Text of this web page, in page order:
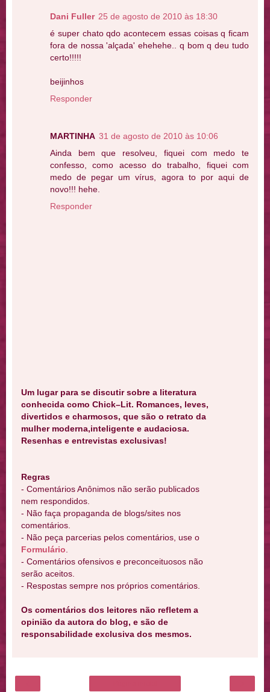
Dani Fuller 25 de agosto de 2010 às 18:30
é super chato qdo acontecem essas coisas q ficam
fora de nossa 'alçada' ehehehe.. q bom q deu tudo
certo!!!!!
beijinhos
Responder
MARTINHA 31 de agosto de 2010 às 10:06
Ainda bem que resolveu, fiquei com medo te
confesso, como acesso do trabalho, fiquei com
medo de pegar um vírus, agora to por aqui de
novo!!! hehe.
Responder
Um lugar para se discutir sobre a literatura
conhecida como Chick–Lit. Romances, leves,
divertidos e charmosos, que são o retrato da
mulher moderna,inteligente e audaciosa.
Resenhas e entrevistas exclusivas!
Regras
- Comentários Anônimos não serão publicados
nem respondidos.
- Não faça propaganda de blogs/sites nos
comentários.
- Não peça parcerias pelos comentários, use o
Formulário
- Comentários ofensivos e preconceituosos não
serão aceitos.
- Respostas sempre nos próprios comentários.
Os comentários dos leitores não refletem a
opinião da autora do blog, e são de
responsabilidade exclusiva dos mesmos.